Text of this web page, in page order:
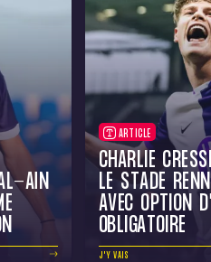
AÏN
ARTICLE
CHARLIE
LE STADE
AVEC OPTION
OBLIGATOIRE
J'Y VAIS